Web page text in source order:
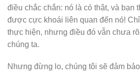
điều chắc chắn: nó là có thật, và bạn
được cực khoái liên quan đến nó!
thực hiện, nhưng điều đó vẫn chưa
chúng ta.
Nhưng đừng lo, chúng tôi sẽ đảm